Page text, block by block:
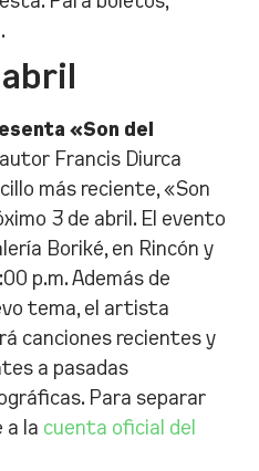
.
«Son del
Francis Diurca
más reciente, «Son
3 de abril. El evento
Boriké, en Rincón y
p.m. Además de
tema, el artista
canciones recientes y
a pasadas
Para separar
a la cuenta oficial del